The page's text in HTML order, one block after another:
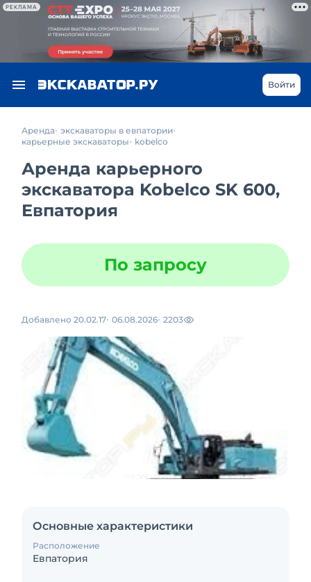
РЕКЛАМА
Войти
Аренда экскаваторы в евпатории
карьерные экскаваторы
kobelco
Аренда карьерного
экскаватора Kobelco SK 600,
Евпатория
По запросу
Добавлено 20.02.17 06.08.2026 2203
Основные характеристики
Расположение
Евпатория